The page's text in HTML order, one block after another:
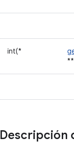
int(*
Descripción